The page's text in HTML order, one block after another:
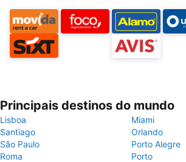
Principais destinos do mundo
Lisboa
Miami
Santiago
Orlando
São Paulo
Porto Alegre
Roma
Porto